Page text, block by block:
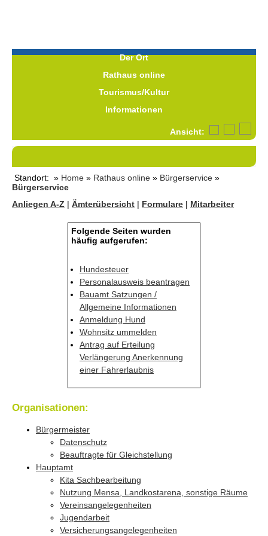
Der Ort
Rathaus online
Tourismus/Kultur
Informationen
Ansicht:
Standort: » Home » Rathaus online » Bürgerservice »
Bürgerservice
Anliegen A-Z | Ämterübersicht | Formulare | Mitarbeiter
Folgende Seiten wurden
häufig aufgerufen:
Hundesteuer
Personalausweis beantragen
Bauamt Satzungen /
Allgemeine Informationen
Anmeldung Hund
Wohnsitz ummelden
Antrag auf Erteilung
Verlängerung Anerkennung
einer Fahrerlaubnis
Organisationen:
Bürgermeister
Datenschutz
Beauftragte für Gleichstellung
Hauptamt
Kita Sachbearbeitung
Nutzung Mensa, Landkostarena, sonstige Räume
Vereinsangelegenheiten
Jugendarbeit
Versicherungsangelegenheiten